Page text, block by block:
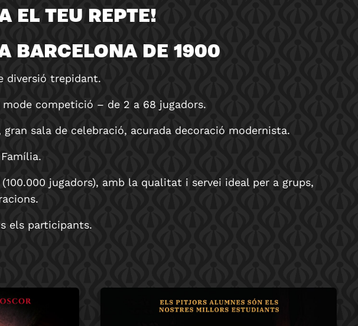
EL TEU REPTE!
BARCELONA DE 1900
diversió trepidant.
competició – de 2 a 68 jugadors.
sala de celebració, acurada decoració modernista.
jugadors), amb la qualitat i servei ideal per a grups,
els participants.